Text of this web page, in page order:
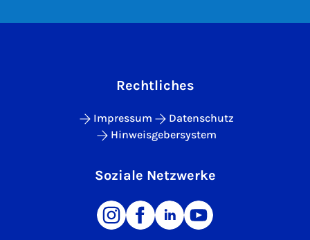
Rechtliches
Impressum
Datenschutz
Hinweisgebersystem
Soziale Netzwerke